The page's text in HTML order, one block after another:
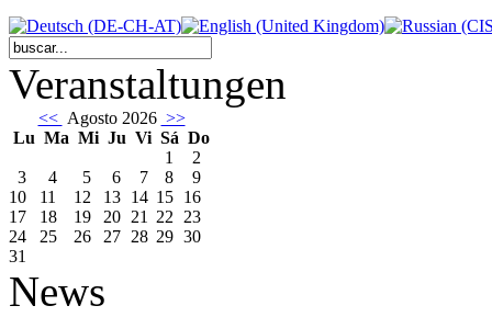
Veranstaltungen
<< Agosto 2026 >>
Lu Ma Mi Ju Vi Sá Do
1
2
3
4 5 6 7 8
9
10
11 12 13 14 15 16
17
18 19 20 21 22 23
24
25 26 27 28 29 30
31
News